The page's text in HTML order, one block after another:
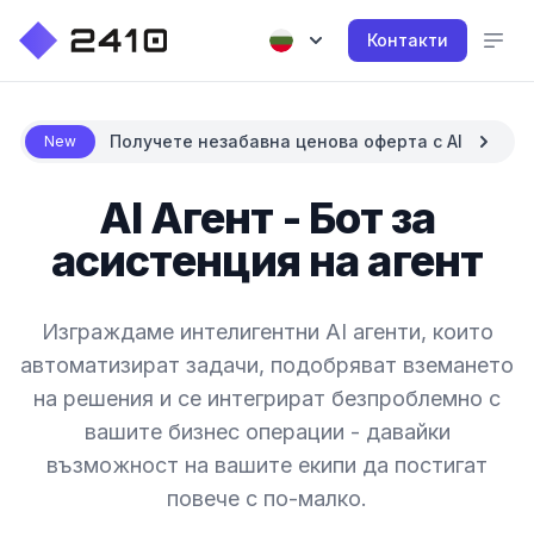
Контакти
New Получете незабавна ценова оферта с AI
AI Агент - Бот за
асистенция на агент
Изграждаме интелигентни AI агенти, които
автоматизират задачи, подобряват вземането
на решения и се интегрират безпроблемно с
вашите бизнес операции - давайки
възможност на вашите екипи да постигат
повече с по-малко.